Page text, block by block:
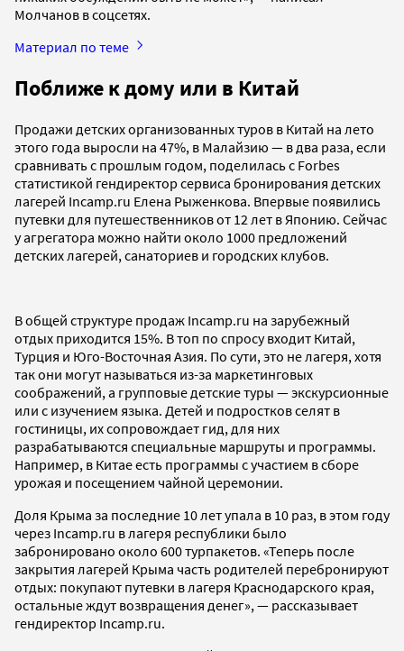
Молчанов в соцсетях.
Материал по теме
Поближе к дому или в Китай
Продажи детских организованных туров в Китай на лето
этого года выросли на 47%, в Малайзию — в два раза, если
сравнивать с прошлым годом, поделилась с Forbes
статистикой гендиректор сервиса бронирования детских
лагерей Incamp.ru Елена Рыженкова. Впервые появились
путевки для путешественников от 12 лет в Японию. Сейчас
у агрегатора можно найти около 1000 предложений
детских лагерей, санаториев и городских клубов.
В общей структуре продаж Incamp.ru на зарубежный
отдых приходится 15%. В топ по спросу входит Китай,
Турция и Юго-Восточная Азия. По сути, это не лагеря, хотя
так они могут называться из-за маркетинговых
соображений, а групповые детские туры — экскурсионные
или с изучением языка. Детей и подростков селят в
гостиницы, их сопровождает гид, для них
разрабатываются специальные маршруты и программы.
Например, в Китае есть программы с участием в сборе
урожая и посещением чайной церемонии.
Доля Крыма за последние 10 лет упала в 10 раз, в этом году
через Incamp.ru в лагеря республики было
забронировано около 600 турпакетов. «Теперь после
закрытия лагерей Крыма часть родителей перебронируют
отдых: покупают путевки в лагеря Краснодарского края,
остальные ждут возвращения денег», — рассказывает
гендиректор Incamp.ru.